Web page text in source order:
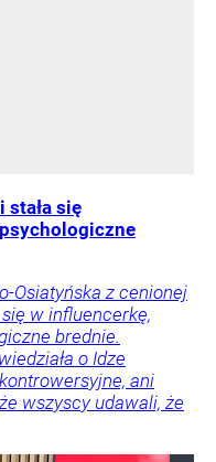
stała się
Osiatyńska z cenionej
w influencerkę,
brednie.
o Idze
ani
wszyscy udawali, że